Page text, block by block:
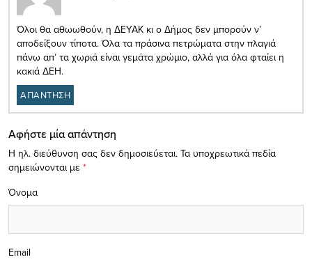
Όλοι θα αθωωθούν, η ΔΕΥΑΚ κι ο Δήμος δεν μπορούν ν’
αποδείξουν τίποτα. Όλα τα πράσινα πετρώματα στην πλαγιά
πάνω απ’ τα χωριά είναι γεμάτα χρώμιο, αλλά για όλα φταίει η
κακιά ΔΕΗ.
ΑΠΑΝΤΗΣΗ
Αφήστε μία απάντηση
Η ηλ. διεύθυνση σας δεν δημοσιεύεται. Τα υποχρεωτικά πεδία
σημειώνονται με *
Όνομα
Email